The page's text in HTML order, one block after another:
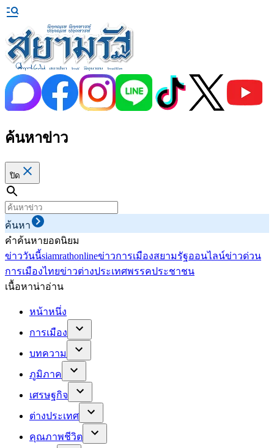
ค้นหาข่าว
ปิด
ค้นหา
คำค้นหายอดนิยม
ข่าววันนี้siamrathonlineข่าวการเมืองสยามรัฐออนไลน์ข่าวด่วน
การเมืองไทยข่าวต่างประเทศพรรคประชาชน
เนื้อหาน่าอ่าน
หน้าหนึ่ง
การเมือง
บทความ
ภูมิภาค
เศรษฐกิจ
ต่างประเทศ
คุณภาพชีวิต